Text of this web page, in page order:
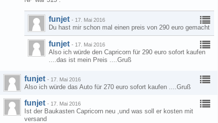
funjet - 17. Mai 2016
Du hast mir schon mal einen preis von 290 euro gemacht
funjet - 17. Mai 2016
Also ich würde den Capricorn für 290 euro sofort kaufen
....das ist mein Preis ....Gruß
funjet - 17. Mai 2016
Also ich würde das Auto für 270 euro sofort kaufen ....Gruß
funjet - 17. Mai 2016
Ist der Baukasten Capricorn neu ,und was soll er kosten mit
versand